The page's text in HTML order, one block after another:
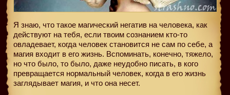
Я знаю, что такое магический негатив на человека, как
действуют на тебя, если твоим сознанием кто-то
овладевает, когда человек становится не сам по себе, а
магия входит в его жизнь. Вспоминать, конечно, тяжело,
но что было, то было, даже неудобно писать, в кого
превращается нормальный человек, когда в его жизнь
заглядывает магия, и что она несет.